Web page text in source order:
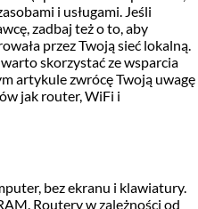
i usługami. Jeśli
zadbaj też o to, aby
przez Twoją sieć lokalną.
skorzystać ze wsparcia
artykule zwrócę Twoją uwagę
jak router, WiFi i
bez ekranu i klawiatury.
Routery w zależności od